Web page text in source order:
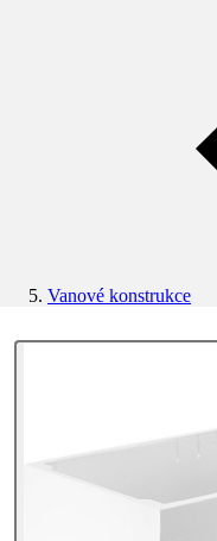
Vanové konstrukce